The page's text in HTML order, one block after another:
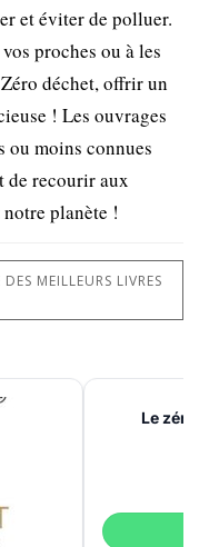
et éviter de polluer.
proches ou à les
déchet, offrir un
! Les ouvrages
ou moins connues
de recourir aux
planète !
MEILLEURS LIVRES
Le zéro